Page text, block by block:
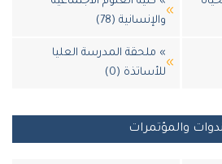
والإنسانية (78)
» ملحقة المدرسة العليا
للأساتذة (0)
والمؤتمرات